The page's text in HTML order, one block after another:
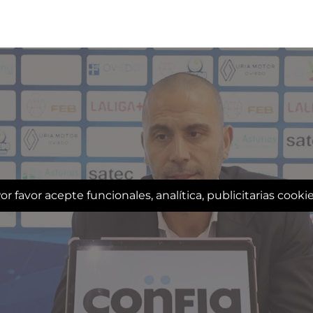
favor acepte funcionales, analítica, publicitarias